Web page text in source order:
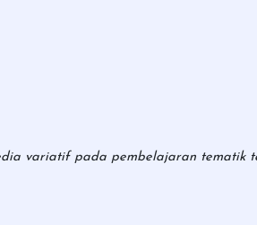
variatif pada pembelajaran tematik